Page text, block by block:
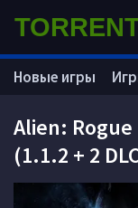
Alien:
(1.1.2 + 2
Новые игры